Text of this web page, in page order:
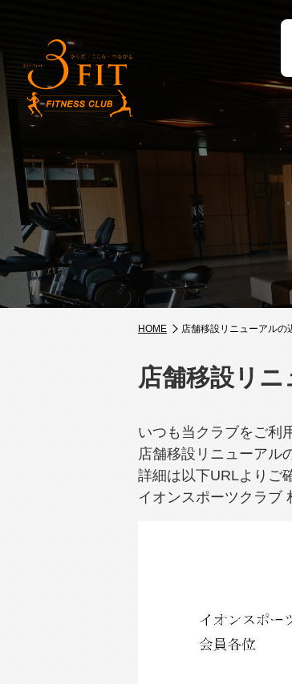
HOME 店舗移設リニューアルの
店舗移設リ
いつも当クラブをご利
店舗移設リニューアル
詳細は以下URLよりご
イオンスポーツクラブ